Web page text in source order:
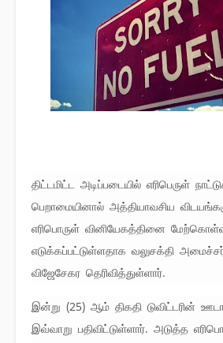
திட்டமிட்ட அடிப்படையில் எரிபெருள்
பெறாமையினால் அத்தியாவசிய
எரிபொருள் வினியேகத்தினை
எடுக்கப்பட்டுள்ளதாக வலுசக்தி
விஜேசேகர தெரிவித்துள்ளார்.
இன்று (25) ஆம் திகதி டுவிட்டரின்
இவ்வாறு பதிவிட்டுள்ளார். அடுத்த